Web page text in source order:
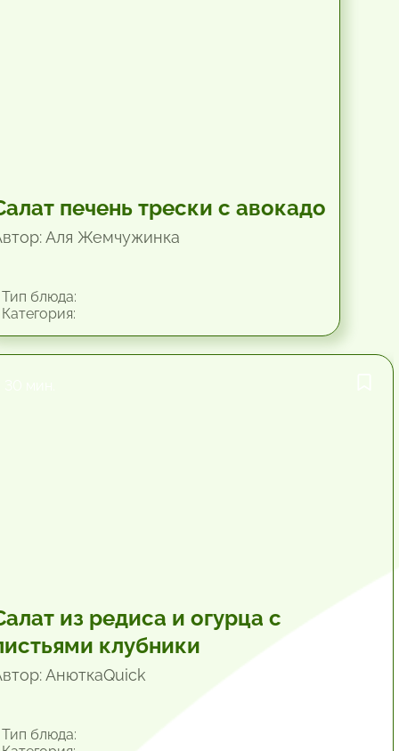
печень трески с авокадо
Аля Жемчужинка
блюда:
из редиса и огурца с
клубники
АнюткаQuiсk
блюда: